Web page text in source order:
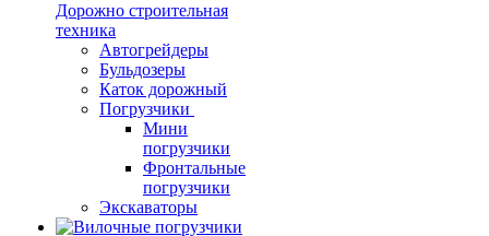
Дорожно строительная
техника
Автогрейдеры
Бульдозеры
Каток дорожный
Погрузчики
Мини
погрузчики
Фронтальные
погрузчики
Экскаваторы